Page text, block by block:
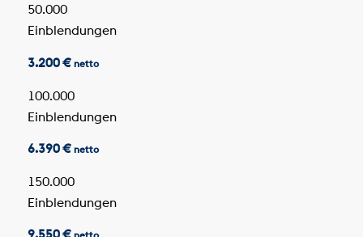
50.000
Einblendungen
3.200 € netto
100.000
Einblendungen
6.390 € netto
150.000
Einblendungen